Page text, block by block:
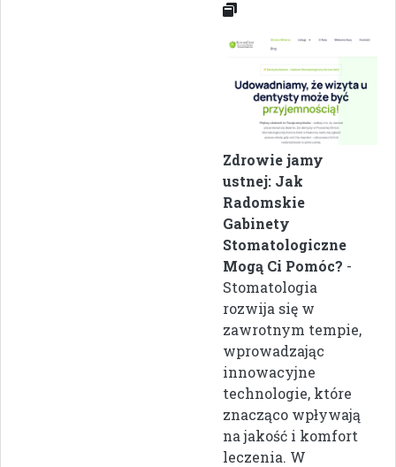
Zdrowie jamy
ustnej: Jak
Radomskie
Gabinety
Stomatologiczne
Mogą Ci Pomóc? -
Stomatologia
rozwija się w
zawrotnym tempie,
wprowadzając
innowacyjne
technologie, które
znacząco wpływają
na jakość i komfort
leczenia. W